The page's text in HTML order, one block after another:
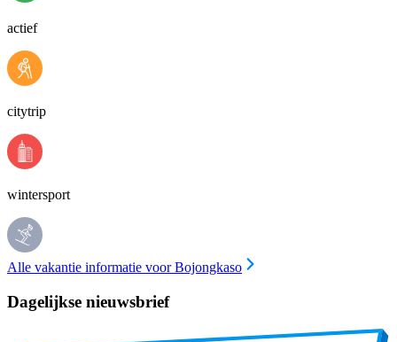
actief
citytrip
wintersport
Alle vakantie informatie voor Bojongkaso
Dagelijkse nieuwsbrief